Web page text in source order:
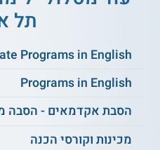
המדעים בעידן
הדיגיטלי
תנאי קבלה
לתואר שני בהוראת מדעים
תל
Programs in English
Programs in English
הסבת אקדמאים - הסבה
מכינות וקורסי הכנה